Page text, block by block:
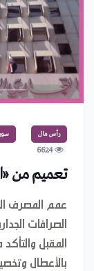
رأس مال
6624
تعميم من
عمم المصرف
الصرافات
المقبل
بالأعطال